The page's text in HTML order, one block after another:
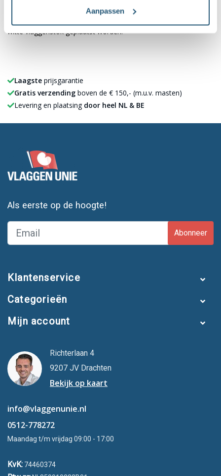
Aanpassen
Mocht jij liever een zwarte knop hebben dan kun je deze los
witte vlaggenstok geplaatst worden.
Laagste prijsgarantie
Gratis verzending boven de € 150,- (m.u.v. masten)
Levering en plaatsing door heel NL & BE
Als eerste op de hoogte!
Abonneer
Klantenservice
Categorieën
Mijn account
Richterlaan 4
9207 JV Drachten
Bekijk op kaart
info@vlaggenunie.nl
0512-778272
Maandag t/m vrijdag 09:00 - 17:00
KvK: 74460374